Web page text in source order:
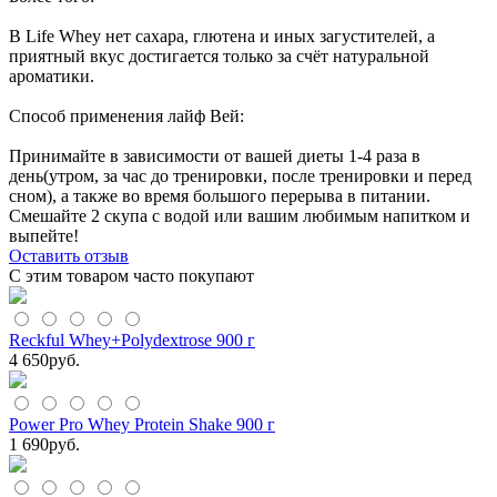
В Life Whey нет сахара, глютена и иных загустителей, а
приятный вкус достигается только за счёт натуральной
ароматики.
Способ применения лайф Вей:
Принимайте в зависимости от вашей диеты 1-4 раза в
день(утром, за час до тренировки, после тренировки и перед
сном), а также во время большого перерыва в питании.
Смешайте 2 скупа с водой или вашим любимым напитком и
выпейте!
Оставить отзыв
С этим товаром часто покупают
Reckful Whey+Polydextrose 900 г
4 650руб.
Power Pro Whey Protein Shake 900 г
1 690руб.